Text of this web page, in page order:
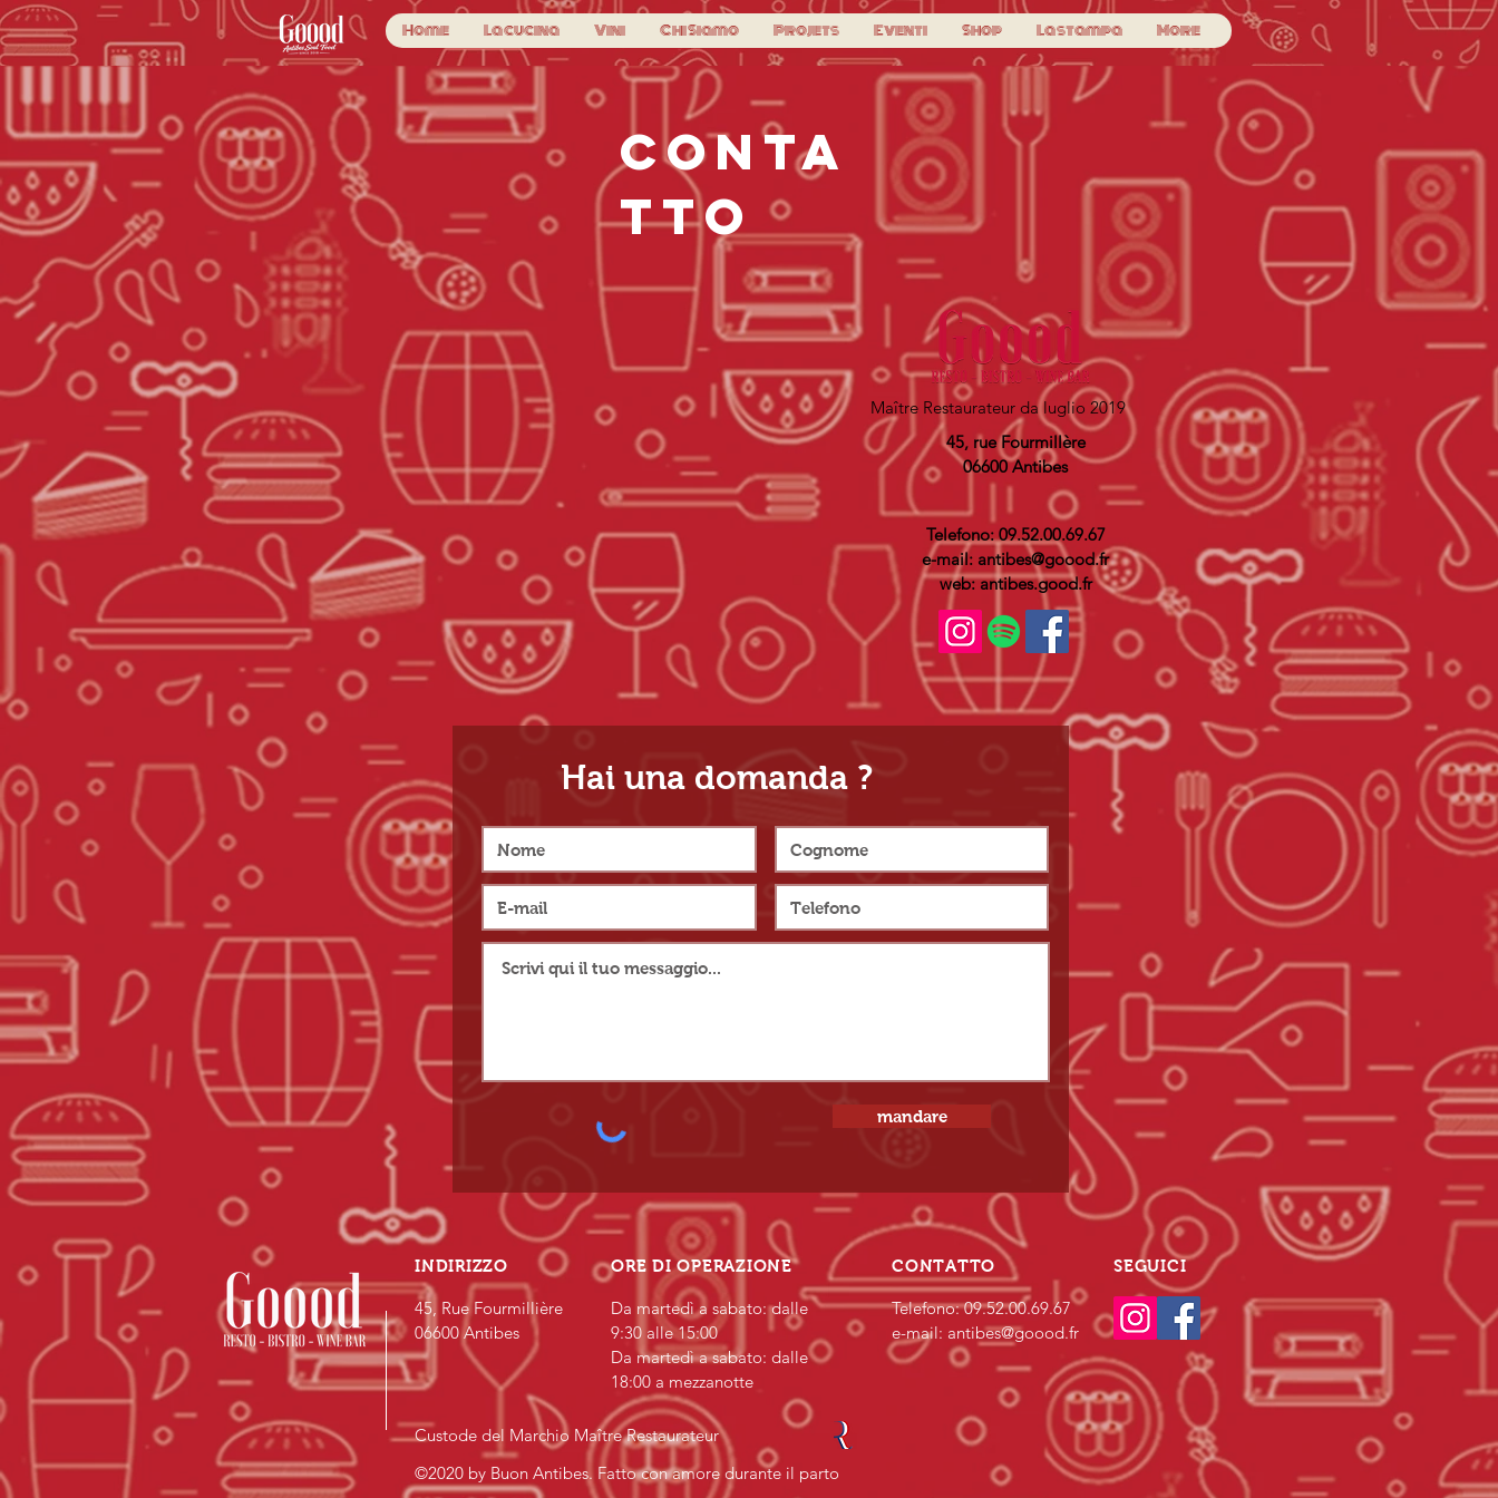
Home La cucina Vini Chi Siamo Projets Eventi Shop La stampa More
CONTA
TTO
Maître Restaurateur da luglio 2019
45, rue Fourmillère
06600 Antibes
Telefono: 09.52.00.69.67
e-mail: antibes@goood.fr
web: antibes.good.fr
Hai una domanda ?
mandare
INDIRIZZO
45, Rue Fourmillière
06600 Antibes
ORE DI OPERAZIONE
Da martedì a sabato: dalle
9:30 alle 15:00
Da martedì a sabato: dalle
18:00 a mezzanotte
CONTATTO
Telefono: 09.52.00.69.67
e-mail: antibes@goood.fr
SEGUICI
Custode del Marchio Maître Restaurateur
©2020 by Buon Antibes. Fatto con amore durante il parto